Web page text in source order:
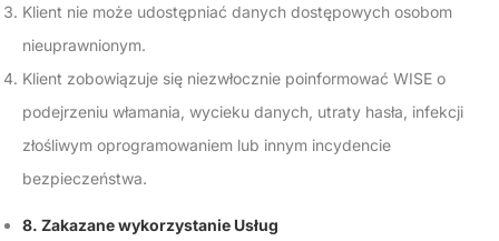
Klient nie może udostępniać danych dostępowych osobom
nieuprawnionym.
Klient zobowiązuje się niezwłocznie poinformować WISE o
podejrzeniu włamania, wycieku danych, utraty hasła, infekcji
złośliwym oprogramowaniem lub innym incydencie
bezpieczeństwa.
8. Zakazane wykorzystanie Usług